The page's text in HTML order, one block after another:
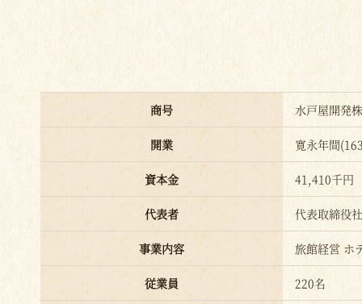
商号 水戸屋開発
開業 寛永年間
資本金 41,410千円
代表者 代表取締役
事業内容 旅館経営 ホ
従業員 220名